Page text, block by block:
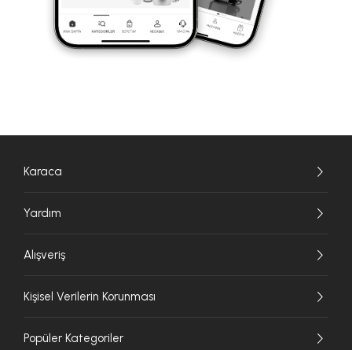
Karaca
Yardım
Alışveriş
Kişisel Verilerin Korunması
Popüler Kategoriler